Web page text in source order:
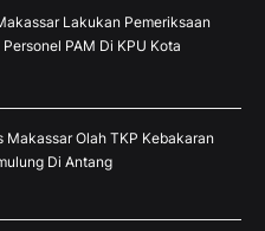
Lakukan Pemeriksaan
PAM Di KPU Kota
Makassar Olah TKP Kebakaran
Di Antang